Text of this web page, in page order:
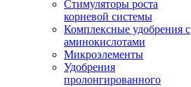
Стимуляторы роста
корневой системы
Комплексные удобрения с
аминокислотами
Микроэлементы
Удобрения
пролонгированного